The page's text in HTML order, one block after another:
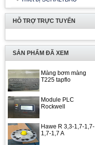
HỖ TRỢ TRỰC TUYẾN
SẢN PHẨM ĐÃ XEM
Màng bơm màng
T225 tapflo
Module PLC
Rockwell
Hawe R 3,3-1,7-1,7-
1,7-1,7 A